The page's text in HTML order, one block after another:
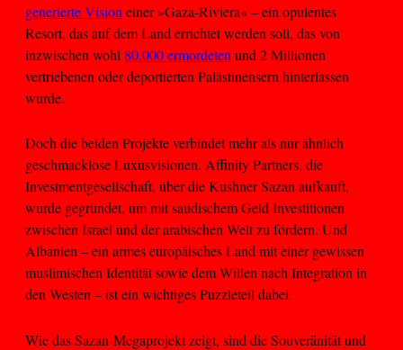
generierte Vision einer »Gaza-Riviera« – ein opulentes
Resort, das auf dem Land errichtet werden soll, das von
inzwischen wohl 80.000 ermordeten und 2 Millionen
vertriebenen oder deportierten Palästinensern hinterlassen
wurde.
Doch die beiden Projekte verbindet mehr als nur ähnlich
geschmacklose Luxusvisionen. Affinity Partners, die
Investmentgesellschaft, über die Kushner Sazan aufkauft,
wurde gegründet, um mit saudischem Geld Investitionen
zwischen Israel und der arabischen Welt zu fördern. Und
Albanien – ein armes europäisches Land mit einer gewissen
muslimischen Identität sowie dem Willen nach Integration in
den Westen – ist ein wichtiges Puzzleteil dabei.
Wie das Sazan-Megaprojekt zeigt, sind die Souveränität und